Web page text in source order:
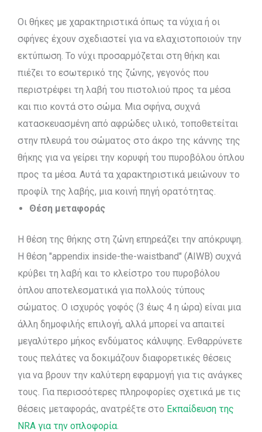
Οι θήκες με χαρακτηριστικά όπως τα νύχια ή οι
σφήνες έχουν σχεδιαστεί για να ελαχιστοποιούν την
εκτύπωση. Το νύχι προσαρμόζεται στη θήκη και
πιέζει το εσωτερικό της ζώνης, γεγονός που
περιστρέφει τη λαβή του πιστολιού προς τα μέσα
και πιο κοντά στο σώμα. Μια σφήνα, συχνά
κατασκευασμένη από αφρώδες υλικό, τοποθετείται
στην πλευρά του σώματος στο άκρο της κάννης της
θήκης για να γείρει την κορυφή του πυροβόλου όπλου
προς τα μέσα. Αυτά τα χαρακτηριστικά μειώνουν το
προφίλ της λαβής, μια κοινή πηγή ορατότητας.
Θέση μεταφοράς
Η θέση της θήκης στη ζώνη επηρεάζει την απόκρυψη.
Η θέση "appendix inside-the-waistband" (AIWB) συχνά
κρύβει τη λαβή και το κλείστρο του πυροβόλου
όπλου αποτελεσματικά για πολλούς τύπους
σώματος. Ο ισχυρός γοφός (3 έως 4 η ώρα) είναι μια
άλλη δημοφιλής επιλογή, αλλά μπορεί να απαιτεί
μεγαλύτερο μήκος ενδύματος κάλυψης. Ενθαρρύνετε
τους πελάτες να δοκιμάζουν διαφορετικές θέσεις
για να βρουν την καλύτερη εφαρμογή για τις ανάγκες
τους. Για περισσότερες πληροφορίες σχετικά με τις
θέσεις μεταφοράς, ανατρέξτε στο Εκπαίδευση της
NRA για την οπλοφορία.